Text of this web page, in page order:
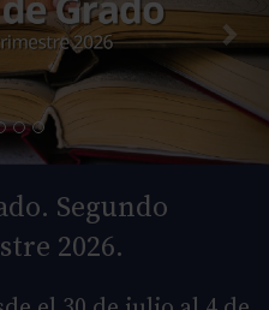
Segundo
2026.